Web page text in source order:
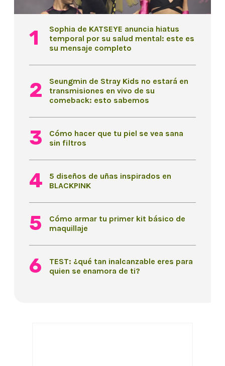
Sophia de KATSEYE anuncia hiatus
temporal por su salud mental: este es
su mensaje completo
Seungmin de Stray Kids no estará en
transmisiones en vivo de su
comeback: esto sabemos
Cómo hacer que tu piel se vea sana
sin filtros
5 diseños de uñas inspirados en
BLACKPINK
Cómo armar tu primer kit básico de
maquillaje
TEST: ¿qué tan inalcanzable eres para
quien se enamora de ti?